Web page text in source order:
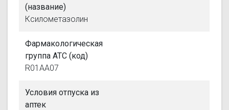
(название)
Ксилометазолин
Фармакологическая
группа АТС (код)
R01AA07
Условия отпуска из
аптек